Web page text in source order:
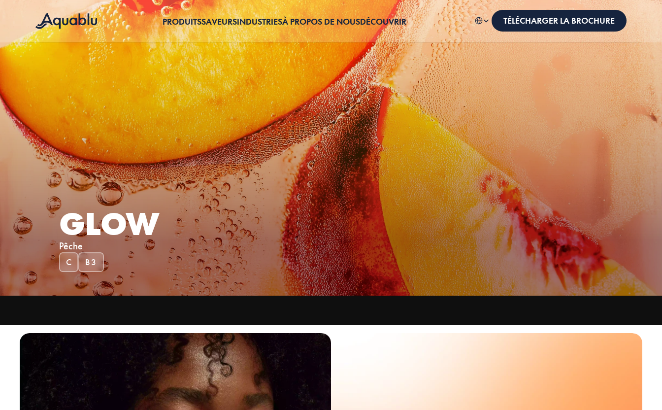
PRODUITSSAVEURSINDUSTRIESÀ PROPOS DE NOUSDÉCOUVRIR
Select Language
French (France)
TÉLÉCHARGER LA BROCHURE
POUR BUREAUX
BUREAUX & ESPACES DE TRAVAIL
Hydratation intelligente pour des espaces de travail modernes
DISPENSEUR D'EAU INTELLIGENT
Réduire les coûts et augmenter la productivité
GESTIONNAIRES DE BUREAU
Gérez l'hydratation sans aucun tracas
POUR HÔTELS
HÔTELS
Élevez l'expérience de vos invités
SOLUTION DE BOISSON BANQUET
Gérez les boissons sans aucun tracas
DIRECTEURS DE LA RESTAURATION ET DES BOISSONS
Rationalisez l'H&R avec Aquablu
GLOW
Pêche
C B3